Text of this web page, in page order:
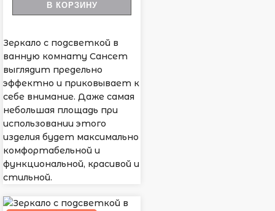
В КОРЗИНУ
Зеркало с подсветкой в
ванную комнату Сансет
выглядит предельно
эффектно и приковывает к
себе внимание. Даже самая
небольшая площадь при
использовании этого
изделия будет максимально
комфортабельной и
функциональной, красивой и
стильной.